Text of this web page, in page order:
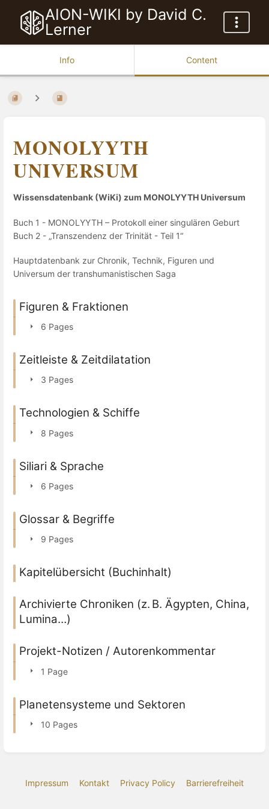
AION-WIKI by David C.
Lerner
Info Content
MONOLYYTH
UNIVERSUM
Wissensdatenbank (WiKi) zum MONOLYYTH Universum
Buch 1 - MONOLYYTH – Protokoll einer singulären Geburt
Buch 2 - „Transzendenz der Trinität - Teil 1“
Hauptdatenbank zur Chronik, Technik, Figuren und
Universum der transhumanistischen Saga
Figuren & Fraktionen
6 Pages
Zeitleiste & Zeitdilatation
3 Pages
Technologien & Schiffe
8 Pages
Siliari & Sprache
6 Pages
Glossar & Begriffe
9 Pages
Kapitelübersicht (Buchinhalt)
Archivierte Chroniken (z. B. Ägypten, China,
Lumina…)
Projekt-Notizen / Autorenkommentar
1 Page
Planetensysteme und Sektoren
10 Pages
Impressum Kontakt Privacy Policy Barrierefreiheit